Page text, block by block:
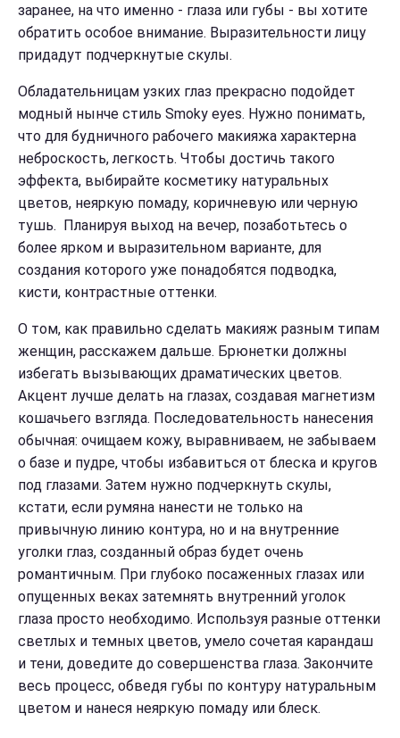
заранее, на что именно - глаза или губы - вы хотите
обратить особое внимание. Выразительности лицу
придадут подчеркнутые скулы.
Обладательницам узких глаз прекрасно подойдет
модный нынче стиль Smoky eyes. Нужно понимать,
что для будничного рабочего макияжа характерна
неброскость, легкость. Чтобы достичь такого
эффекта, выбирайте косметику натуральных
цветов, неяркую помаду, коричневую или черную
тушь. Планируя выход на вечер, позаботьтесь о
более ярком и выразительном варианте, для
создания которого уже понадобятся подводка,
кисти, контрастные оттенки.
О том, как правильно сделать макияж разным типам
женщин, расскажем дальше. Брюнетки должны
избегать вызывающих драматических цветов.
Акцент лучше делать на глазах, создавая магнетизм
кошачьего взгляда. Последовательность нанесения
обычная: очищаем кожу, выравниваем, не забываем
о базе и пудре, чтобы избавиться от блеска и кругов
под глазами. Затем нужно подчеркнуть скулы,
кстати, если румяна нанести не только на
привычную линию контура, но и на внутренние
уголки глаз, созданный образ будет очень
романтичным. При глубоко посаженных глазах или
опущенных веках затемнять внутренний уголок
глаза просто необходимо. Используя разные оттенки
светлых и темных цветов, умело сочетая карандаш
и тени, доведите до совершенства глаза. Закончите
весь процесс, обведя губы по контуру натуральным
цветом и нанеся неяркую помаду или блеск.